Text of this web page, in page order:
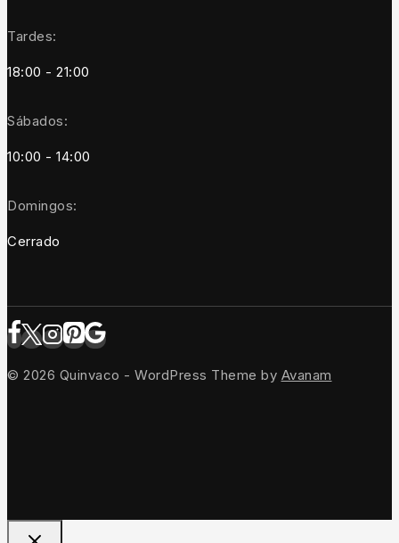
Tardes:
18:00 - 21:00
Sábados:
10:00 - 14:00
Domingos:
Cerrado
© 2026 Quinvaco - WordPress Theme by Avanam